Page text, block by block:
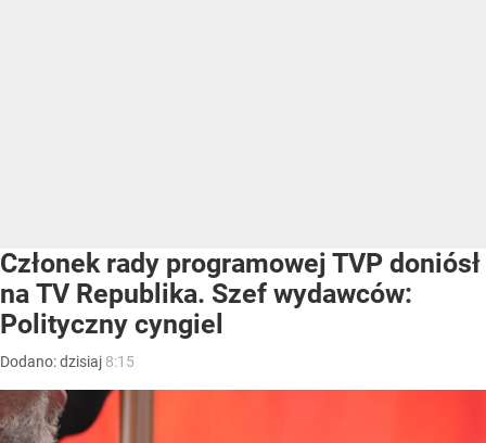
Członek rady programowej TVP doniósł
na TV Republika. Szef wydawców:
Polityczny cyngiel
Dodano:dzisiaj 8:15